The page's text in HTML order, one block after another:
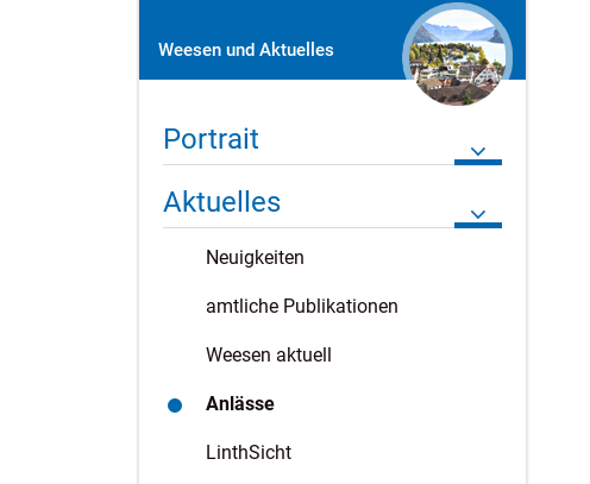
Weesen und Aktuelles
Portrait
Aktuelles
Neuigkeiten
amtliche Publikationen
Weesen aktuell
Anlässe
(ausgewählt)
LinthSicht